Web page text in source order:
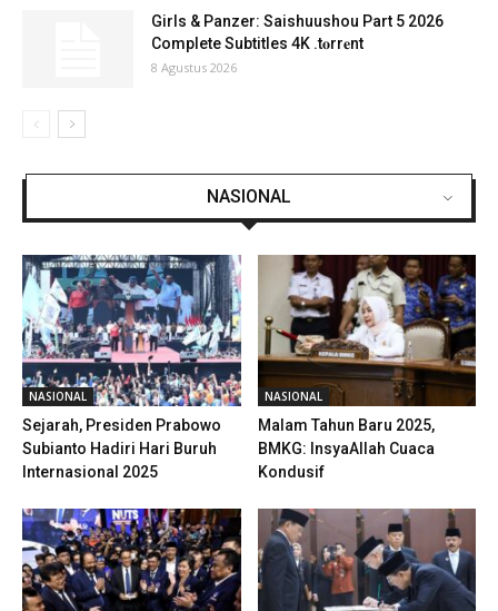
Girls & Panzer: Saishuushou Part 5 2026
Complete Subtitles 4K .t𝐨rr𝐞nt
8 Agustus 2026
NASIONAL
NASIONAL
Sejarah, Presiden Prabowo
Subianto Hadiri Hari Buruh
Internasional 2025
NASIONAL
Malam Tahun Baru 2025,
BMKG: InsyaAllah Cuaca
Kondusif